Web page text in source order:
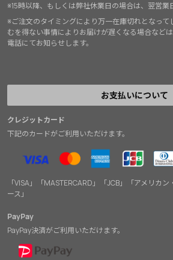
※15時以降、もしくは弊社休業日の場合は、翌営業
※ご注文のタイミングにより万一在庫切れとなって
むを得ない事情によりお届けが遅くなる場合など
電話にてお知らせします。
お支払いについて
クレジットカード
下記のカードがご利用いただけます。
「VISA」「MASTERCARD」「JCB」「アメリカ
ース」
PayPay
PayPay決済がご利用いただけます。